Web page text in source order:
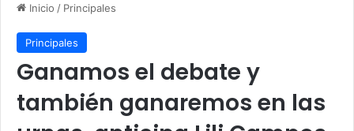
Inicio / Principales
Principales
Ganamos el debate y
también ganaremos en las